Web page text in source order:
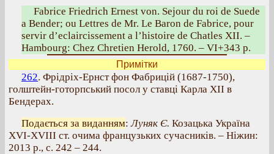
Fabrice Friedrich Ernest von. Sejour du roi de Suede
a Bender; ou Lettres de Mr. Le Baron de Fabrice, pour
servir d’eclaircissement a l’histoire de Chatles XII. –
Hambourg: Chez Chretien Herold, 1760. – VI+343 p.
Примітки
262. Фрідріх-Ернст фон Фабрицій (1687-1750),
голштейн-готорпський посол у ставці Карла ХІІ в
Бендерах.
Подається за виданням:Луняк Є. Козацька Україна
ХVІ-ХVІІІ ст. очима французьких сучасників. – Ніжин:
2013 р., с. 242 – 244.